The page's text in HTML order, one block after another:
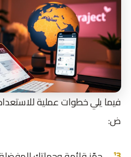
فيما يلي خطوات عملية
ض: